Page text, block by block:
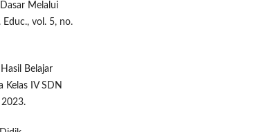
Melalui
Educ., vol. 5, no.
Belajar
Kelas IV SDN
2023.